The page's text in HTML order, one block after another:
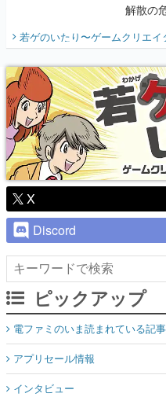
解散の
『少年
り】
若ゲのいたり〜ゲームクリエイ
X
Discord
ピックアップ
電ファミのいま読まれている記
アプリセール情報
インタビュー